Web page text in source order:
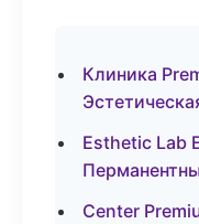
Клиника
Esthetic Lab
Center